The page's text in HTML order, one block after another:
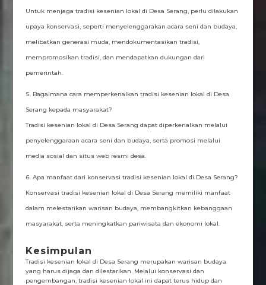
Untuk menjaga tradisi kesenian lokal di Desa Serang, perlu dilakukan
upaya konservasi, seperti menyelenggarakan acara seni dan budaya,
melibatkan generasi muda, mendokumentasikan tradisi,
mempromosikan tradisi, dan mendapatkan dukungan dari
pemerintah.
Bagaimana cara memperkenalkan tradisi kesenian lokal di Desa
Serang kepada masyarakat?
Tradisi kesenian lokal di Desa Serang dapat diperkenalkan melalui
penyelenggaraan acara seni dan budaya, serta promosi melalui
media sosial dan situs web resmi desa.
Apa manfaat dari konservasi tradisi kesenian lokal di Desa Serang?
Konservasi tradisi kesenian lokal di Desa Serang memiliki manfaat
dalam melestarikan warisan budaya, membangkitkan kebanggaan
masyarakat, serta meningkatkan pariwisata dan ekonomi lokal.
Kesimpulan
Tradisi kesenian lokal di Desa Serang merupakan warisan budaya
yang harus dijaga dan dilestarikan. Melalui konservasi dan
pengembangan, tradisi kesenian lokal ini dapat terus hidup dan